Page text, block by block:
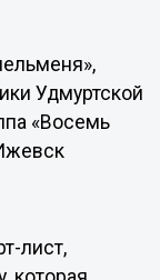
Удмуртской
«Восемь
лист,